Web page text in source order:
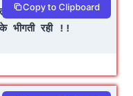
से होती रही
भीगती रही !!
Copy to Clipboard